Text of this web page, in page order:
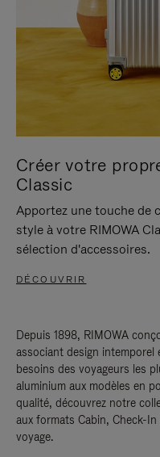
Créer votre
Classic
Apportez une touche de
style à votre RIMOWA
sélection d'accessoires.
DÉCOUVRIR
Depuis 1898, RIMOWA
associant design
besoins des voyageurs les
aluminium aux modèles en
qualité, découvrez notre
aux formats Cabin, Check-
voyage.